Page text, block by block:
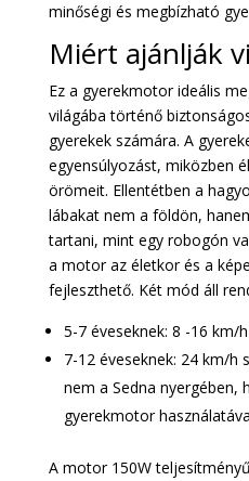
minőségi és megbízható
Miért ajánlják
Ez a gyerekmotor ideális
világába történő
gyerekek számára. A
egyensúlyozást, miközben
örömeit. Ellentétben a
lábakat nem a földön,
tartani, mint egy robogón
a motor az életkor és a
fejleszthető. Két mód áll
5-7 éveseknek: 8 -16 km/
7-12 éveseknek: 24 km/h
nem a Sedna nyergében,
gyerekmotor
A motor 150W